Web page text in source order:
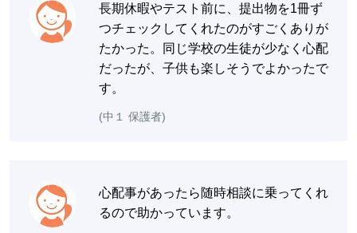
長期休暇やテスト前に、提出物を1冊ず
つチェックしてくれたのがすごくありが
たかった。同じ学校の生徒が少なく心配
だったが、子供も楽しそうでよかったで
す。
(中１ 保護者)
心配事があったら随時相談に乗ってくれ
るので助かっています。